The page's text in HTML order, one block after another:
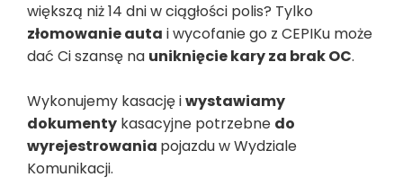
większą niż 14 dni w ciągłości polis? Tylko
złomowanie auta i wycofanie go z CEPIKu może
dać Ci szansę na uniknięcie kary za brak OC.
Wykonujemy kasację iwystawiamy
dokumenty kasacyjne potrzebne do
wyrejestrowania pojazdu w Wydziale
Komunikacji.